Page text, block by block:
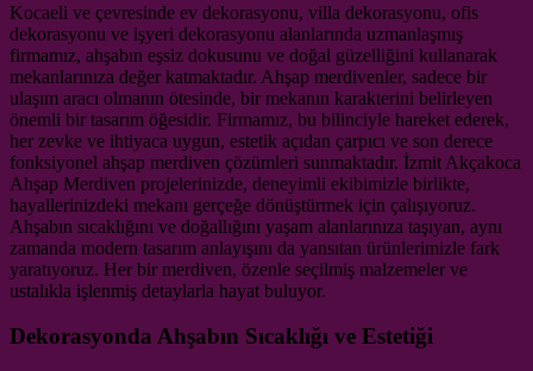
Kocaeli ve çevresinde ev dekorasyonu, villa dekorasyonu, ofis
dekorasyonu ve işyeri dekorasyonu alanlarında uzmanlaşmış
firmamız, ahşabın eşsiz dokusunu ve doğal güzelliğini kullanarak
mekanlarınıza değer katmaktadır. Ahşap merdivenler, sadece bir
ulaşım aracı olmanın ötesinde, bir mekanın karakterini belirleyen
önemli bir tasarım öğesidir. Firmamız, bu bilinciyle hareket ederek,
her zevke ve ihtiyaca uygun, estetik açıdan çarpıcı ve son derece
fonksiyonel ahşap merdiven çözümleri sunmaktadır. İzmit Akçakoca
Ahşap Merdiven projelerinizde, deneyimli ekibimizle birlikte,
hayallerinizdeki mekanı gerçeğe dönüştürmek için çalışıyoruz.
Ahşabın sıcaklığını ve doğallığını yaşam alanlarınıza taşıyan, aynı
zamanda modern tasarım anlayışını da yansıtan ürünlerimizle fark
yaratıyoruz. Her bir merdiven, özenle seçilmiş malzemeler ve
ustalıkla işlenmiş detaylarla hayat buluyor.
Dekorasyonda Ahşabın Sıcaklığı ve Estetiği